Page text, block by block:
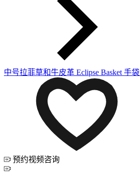
中号拉菲草和牛皮革 Eclipse Basket 手袋
预约视频咨询